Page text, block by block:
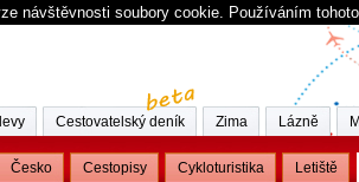
návštěvnosti soubory cookie. Používáním
Česko Cestopisy Cykloturistika Letiště
Cestovatelský deník Zima Lázně